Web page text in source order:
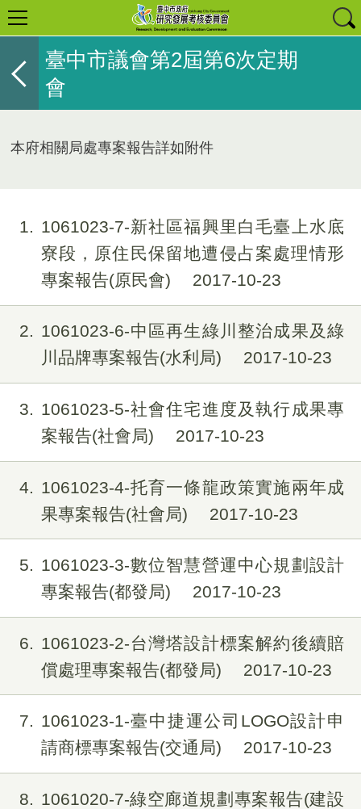
臺中市議會第2屆第6次定期
會
本府相關局處專案報告詳如附件
1
1061023-7-新社區福興里白毛臺上水底
寮段，原住民保留地遭侵占案處理情形
專案報告(原民會)
2017-10-23
2
1061023-6-中區再生綠川整治成果及綠
川品牌專案報告(水利局)
2017-10-23
3
1061023-5-社會住宅進度及執行成果專
案報告(社會局)
2017-10-23
4
1061023-4-托育一條龍政策實施兩年成
果專案報告(社會局)
2017-10-23
5
1061023-3-數位智慧營運中心規劃設計
專案報告(都發局)
2017-10-23
6
1061023-2-台灣塔設計標案解約後續賠
償處理專案報告(都發局)
2017-10-23
7
1061023-1-臺中捷運公司LOGO設計申
請商標專案報告(交通局)
2017-10-23
8
1061020-7-綠空廊道規劃專案報告(建設